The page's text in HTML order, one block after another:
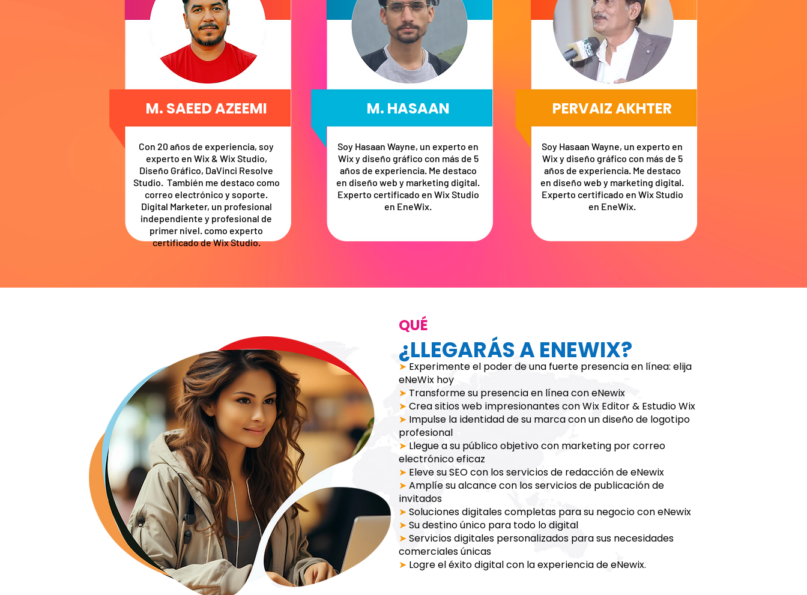
M. SAEED AZEEMI
Con 20 años de experiencia, soy
experto en Wix & Wix Studio,
Diseño Gráfico, DaVinci Resolve
Studio. También me destaco como
correo electrónico y soporte.
Digital Marketer, un profesional
independiente y profesional de
primer nivel. como experto
certificado de Wix Studio.
M. HASAAN
Soy Hasaan Wayne, un experto en
Wix y diseño gráfico con más de 5
años de experiencia. Me destaco
en diseño web y marketing digital.
Experto certificado en Wix Studio
en EneWix.
PERVAIZ AKHTER
Soy Hasaan Wayne, un experto en
Wix y diseño gráfico con más de 5
años de experiencia. Me destaco
en diseño web y marketing digital.
Experto certificado en Wix Studio
en EneWix.
QUÉ
¿LLEGARÁS A ENEWIX?
➤ Experimente el poder de una fuerte presencia en línea: elija
eNeWix hoy
➤ Transforme su presencia en línea con eNewix
➤Crea sitios web impresionantes con Wix Editor & Estudio Wix
➤ Impulse la identidad de su marca con un diseño de logotipo
profesional
➤ Llegue a su público objetivo con marketing por correo
electrónico eficaz
➤ Eleve su SEO con los servicios de redacción de eNewix
➤Amplíe su alcance con los servicios de publicación de
invitados
➤Soluciones digitales completas para su negocio con eNewix
➤Su destino único para todo lo digital
➤Servicios digitales personalizados para sus necesidades
comerciales únicas
➤ Logre el éxito digital con la experiencia de eNewix.